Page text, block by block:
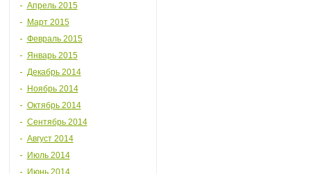
Апрель 2015
Март 2015
Февраль 2015
Январь 2015
Декабрь 2014
Ноябрь 2014
Октябрь 2014
Сентябрь 2014
Август 2014
Июль 2014
Июнь 2014